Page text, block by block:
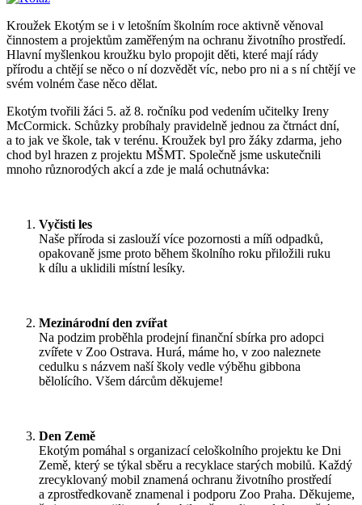
Kroužek Ekotým se i v letošním školním roce aktivně věnoval
činnostem a projektům zaměřeným na ochranu životního prostředí.
Hlavní myšlenkou kroužku bylo propojit děti, které mají rády
přírodu a chtějí se něco o ní dozvědět víc, nebo pro ni a s ní chtějí ve
svém volném čase něco dělat.
Ekotým tvořili žáci 5. až 8. ročníku pod vedením učitelky Ireny
McCormick. Schůzky probíhaly pravidelně jednou za čtrnáct dní,
a to jak ve škole, tak v terénu. Kroužek byl pro žáky zdarma, jeho
chod byl hrazen z projektu MŠMT. Společně jsme uskutečnili
mnoho různorodých akcí a zde je malá ochutnávka:
Vyčisti les
Naše příroda si zaslouží více pozornosti a míň odpadků,
opakovaně jsme proto během školního roku přiložili ruku
k dílu a uklidili místní lesíky.
Mezinárodní den zvířat
Na podzim proběhla prodejní finanční sbírka pro adopci
zvířete v Zoo Ostrava. Hurá, máme ho, v zoo naleznete
cedulku s názvem naší školy vedle výběhu gibbona
bělolícího. Všem dárcům děkujeme!
Den Země
Ekotým pomáhal s organizací celoškolního projektu ke Dni
Země, který se týkal sběru a recyklace starých mobilů. Každý
zrecyklovaný mobil znamená ochranu životního prostředí
a zprostředkovaně znamenal i podporu Zoo Praha. Děkujeme,